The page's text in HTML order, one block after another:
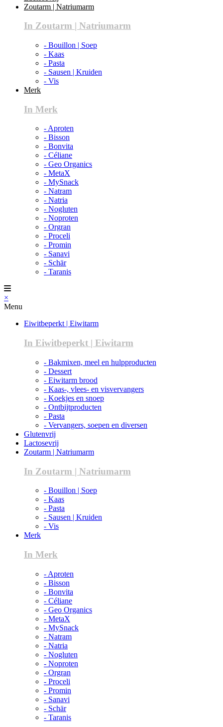
Zoutarm | Natriumarm
In Zoutarm | Natriumarm
- Bouillon | Soep
- Kaas
- Pasta
- Sausen | Kruiden
- Vis
Merk
In Merk
- Aproten
- Bisson
- Bonvita
- Céliane
- Geo Organics
- MetaX
- MySnack
- Natram
- Natria
- Nogluten
- Noproten
- Orgran
- Proceli
- Promin
- Sanavi
- Schär
- Taranis
×
Menu
Eiwitbeperkt | Eiwitarm
In Eiwitbeperkt | Eiwitarm
- Bakmixen, meel en hulpproducten
- Dessert
- Eiwitarm brood
- Kaas-, vlees- en visvervangers
- Koekjes en snoep
- Ontbijtproducten
- Pasta
- Vervangers, soepen en diversen
Glutenvrij
Lactosevrij
Zoutarm | Natriumarm
In Zoutarm | Natriumarm
- Bouillon | Soep
- Kaas
- Pasta
- Sausen | Kruiden
- Vis
Merk
In Merk
- Aproten
- Bisson
- Bonvita
- Céliane
- Geo Organics
- MetaX
- MySnack
- Natram
- Natria
- Nogluten
- Noproten
- Orgran
- Proceli
- Promin
- Sanavi
- Schär
- Taranis